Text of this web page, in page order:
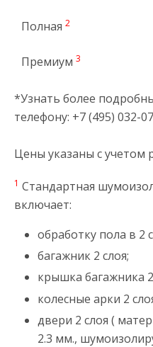
Полная 2
Премиум 3
*Узнать более
телефону: +7 (495) 032-
Цены указаны с учетом
1 Стандартная
включает:
обработку пола в 2
багажник 2 слоя;
крышка багажника 2
колесные арки 2
двери 2 слоя (
2.3 мм.,